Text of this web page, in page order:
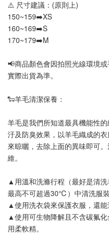
⚠️ 尺寸建議：(原則上)
150~159➡️XS
160~169➡️S
170~179➡️M
📢商品顏色會因拍照光線環境
實際出貨為準。
🐑羊毛清潔保養：
羊毛是我們所知道最具機能性
汙及防臭效果，以羊毛織成的
來晾曬，去除上面的異味即可
維。
▲用溫和洗滌行程（最好是清
最高不可超過30℃）中清洗服裝
▲使用洗衣袋來保護衣服，還能
▲使用可生物降解且不含碳氟
用柔軟精。